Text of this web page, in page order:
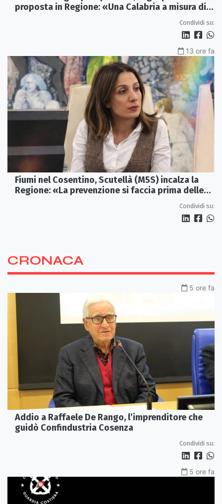
proposta in Regione: «Una Calabria a misura di
Condividi su:
13 ore fa
Fiumi nel Cosentino, Scutellà (M5S) incalza la
Regione: «La prevenzione si faccia prima delle
Condividi su:
CRONACA
5 ore fa
Addio a Raffaele De Rango, l’imprenditore che
guidò Confindustria Cosenza
Condividi su:
5 ore fa